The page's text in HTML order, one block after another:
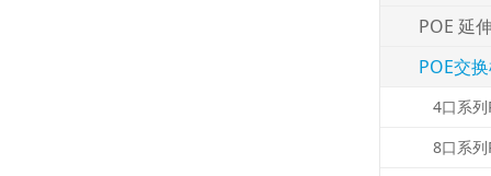
POE 延
POE交
4口系列
8口系列